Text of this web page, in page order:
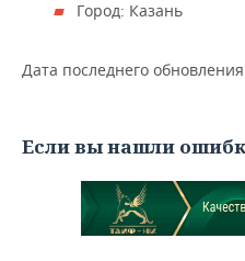
Город: Казань
Дата последнего
Если вы нашли